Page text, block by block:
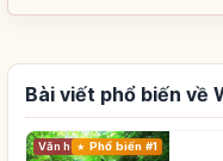
Bài viết phổ biến về
Văn hóa truyền thống
Phổ biến #1